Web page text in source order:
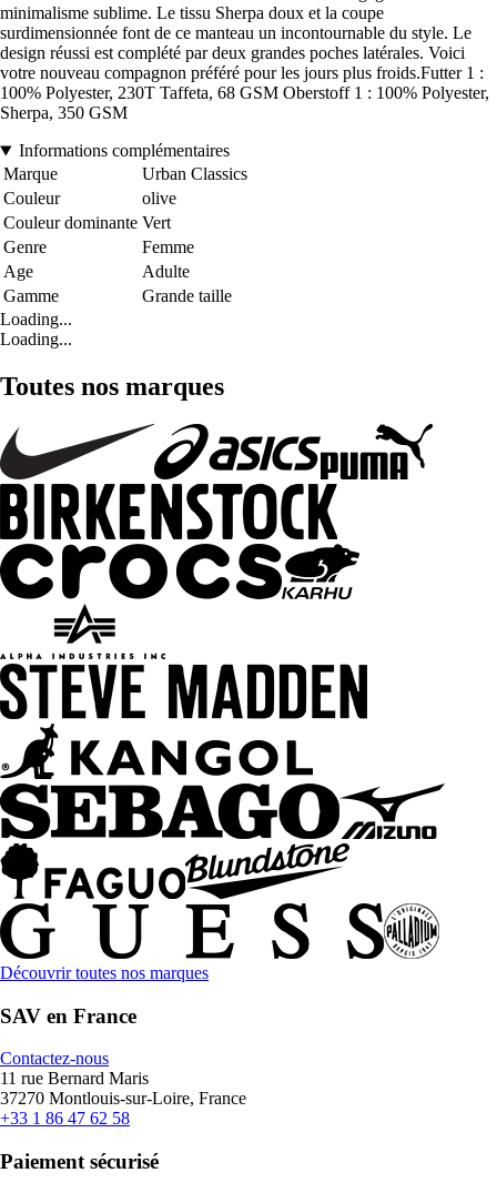
minimalisme sublime. Le tissu Sherpa doux et la coupe
surdimensionnée font de ce manteau un incontournable du style. Le
design réussi est complété par deux grandes poches latérales. Voici
votre nouveau compagnon préféré pour les jours plus froids.Futter 1 :
100% Polyester, 230T Taffeta, 68 GSM Oberstoff 1 : 100% Polyester,
Sherpa, 350 GSM
Informations complémentaires
Marque
Urban Classics
Couleur
olive
Couleur dominante Vert
Genre
Femme
Age
Adulte
Gamme
Grande taille
Loading...
Loading...
Toutes nos marques
Découvrir toutes nos marques
SAV en France
Contactez-nous
11 rue Bernard Maris
37270 Montlouis-sur-Loire, France
+33 1 86 47 62 58
Paiement sécurisé